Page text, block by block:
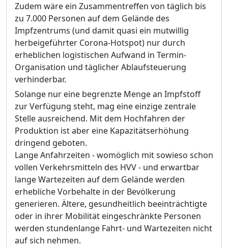
Zudem wäre ein Zusammentreffen von täglich bis
zu 7.000 Personen auf dem Gelände des
Impfzentrums (und damit quasi ein mutwillig
herbeigeführter Corona-Hotspot) nur durch
erheblichen logistischen Aufwand in Termin-
Organisation und täglicher Ablaufsteuerung
verhinderbar.
Solange nur eine begrenzte Menge an Impfstoff
zur Verfügung steht, mag eine einzige zentrale
Stelle ausreichend. Mit dem Hochfahren der
Produktion ist aber eine Kapazitätserhöhung
dringend geboten.
Lange Anfahrzeiten - womöglich mit sowieso schon
vollen Verkehrsmitteln des HVV - und erwartbar
lange Wartezeiten auf dem Gelände werden
erhebliche Vorbehalte in der Bevölkerung
generieren. Ältere, gesundheitlich beeinträchtigte
oder in ihrer Mobilität eingeschränkte Personen
werden stundenlange Fahrt- und Wartezeiten nicht
auf sich nehmen.